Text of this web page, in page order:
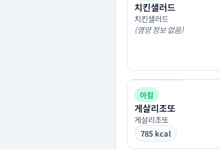
치킨샐러드
치킨샐러드
(영양 정보 없음)
아침
게살리조또
게살리조또
785 kcal